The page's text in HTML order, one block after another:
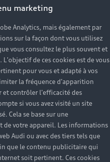
marketing
Analytics, mais également par
sur la façon dont vous utilisez
vous consultez le plus souvent et
de ces cookies est de vous
pour vous et adapté à vos
la fréquence d'apparition
et contrôler l'efficacité des
si vous avez visité un site
Cela se base sur une
votre appareil. Les informations
Audi ou avec des tiers tels que
que le contenu publicitaire qui
soit pertinent. Ces cookies